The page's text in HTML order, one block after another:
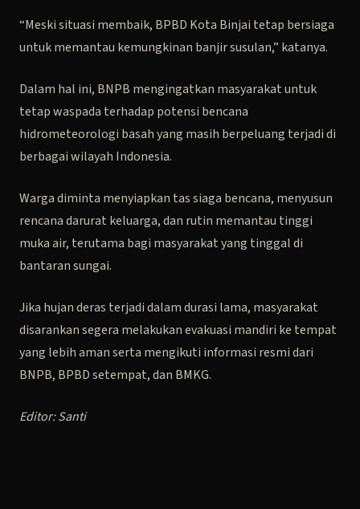
“Meski situasi membaik, BPBD Kota Binjai tetap bersiaga
untuk memantau kemungkinan banjir susulan,” katanya.
Dalam hal ini, BNPB mengingatkan masyarakat untuk
tetap waspada terhadap potensi bencana
hidrometeorologi basah yang masih berpeluang terjadi di
berbagai wilayah Indonesia.
Warga diminta menyiapkan tas siaga bencana, menyusun
rencana darurat keluarga, dan rutin memantau tinggi
muka air, terutama bagi masyarakat yang tinggal di
bantaran sungai.
Jika hujan deras terjadi dalam durasi lama, masyarakat
disarankan segera melakukan evakuasi mandiri ke tempat
yang lebih aman serta mengikuti informasi resmi dari
BNPB, BPBD setempat, dan BMKG.
Editor: Santi